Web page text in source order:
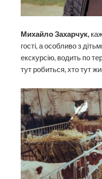
Михайло Захарчук,
гості, а особливо з
екскурсію, водить по
тут робиться, хто тут